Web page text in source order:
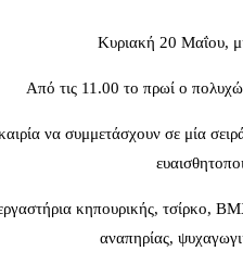
Κυριακή 20 Μαΐου,
Από τις 11.00 το πρωί ο
να συμμετάσχουν σε μία
κηπουρικής, τσίρκο,
αναπηρίας,